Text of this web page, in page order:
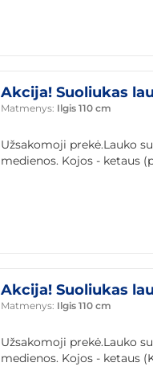
Akcija! Suoliukas
Matmenys: Ilgis 110 cm
Užsakomoji prekė.Lauko
medienos. Kojos - ketaus
Akcija! Suoliukas
Matmenys: Ilgis 110 cm
Užsakomoji prekė.Lauko
medienos. Kojos - ketaus